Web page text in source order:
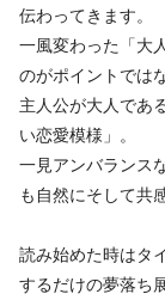
伝わってきます。
一風変わった「大
のがポイントでは
主人公が大人であ
い恋愛模様」。
一見アンバランス
も自然にそして共
読み始めた時はタ
するだけの夢落ち